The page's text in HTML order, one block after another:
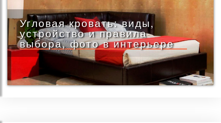
Угловая кровать: виды,
устройство и правила
выбора, фото в интерьере